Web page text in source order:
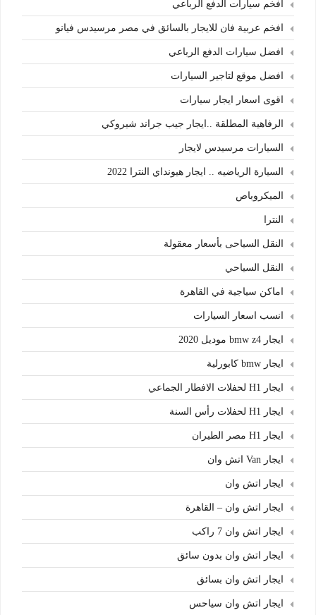
افخم سيارات الدفع الرباعي
افخم عربية فان للايجار بالسائق في مصر مرسيدس فيانو
افضل سيارات الدفع الرباعي
افضل موقع لتاجير السيارات
اقوى اسعار ايجار سيارات
الرفاهية المطلقة ..ايجار جيب جراند شيروكي
السيارات مرسيدس لايجار
السيارة الرياضيه .. ايجار هيونداي النترا 2022
الميكروباص
النترا
النقل السياحى بأسعار معقولة
النقل السياحي
اماكن سياجية في القاهرة
انسب اسعار السيارات
ايجار bmw z4 موديل 2020
ايجار bmw كابورلية
ايجار H1 لحفلات الافطار الجماعي
ايجار H1 لحفلات رأس السنة
ايجار H1 مصر الطيران
ايجار Van اتش وان
ايجار اتش وان
ايجار اتش وان – القاهرة
ايجار اتش وان 7 راكب
ايجار اتش وان بدون سائق
ايجار اتش وان بسائق
ايجار اتش وان سياحس